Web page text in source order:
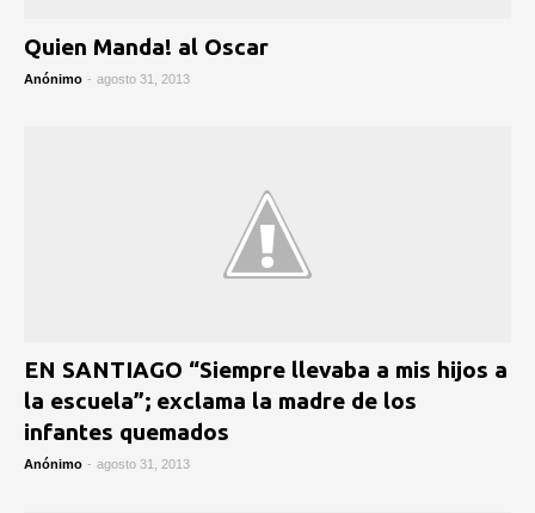
Quien Manda! al Oscar
Anónimo - agosto 31, 2013
EN SANTIAGO “Siempre llevaba a mis hijos a
la escuela”; exclama la madre de los
infantes quemados
Anónimo - agosto 31, 2013